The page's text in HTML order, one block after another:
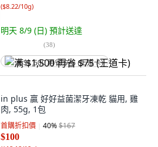
($8.22/10g)
明天 8/9 (日) 預計送達
(38)
满 $1,500 再省 $75 (王道卡)
in plus 贏 好好益菌潔牙凍乾 貓用, 雞
肉, 55g, 1包
首購折扣價 40%$167
$100